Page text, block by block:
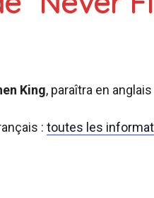
King, paraîtra en
: toutes les